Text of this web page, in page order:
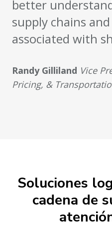
better
supply chains
associated with
Randy Gilliland Vice
Pricing, &
Soluciones
cadena de